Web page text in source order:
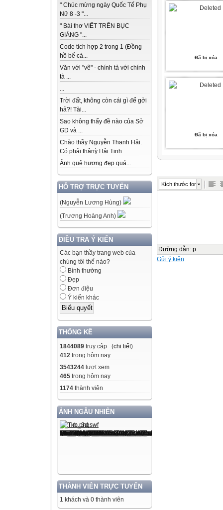
" Chúc mừng ngày Quốc Tế Phụ
Nữ 8 -3 "...
" Bài thơ VIẾT TRÊN BỤC
GIẢNG "...
Code tích hợp 2 trong 1 (Đồng
hồ bể cá...
Văn với "vẽ" - chính tả với chính
tà ...
...
Trời đất, không còn cái gì để gởi
hả?! Tài...
Sao không thấy đề nào của Sở
GD và ...
Chào thầy Nguyễn Thanh Hải.
Có phải thânỳ Hải Tịnh...
Ảnh quê hương đẹp quá...
HỖ TRỢ TRỰC TUYẾN
(Nguyễn Lương Hùng)
(Trương Hoàng Anh)
ĐIỀU TRA Ý KIẾN
Các bạn thầy trang web của
chúng tôi thế nào?
Bình thường
Đẹp
Đơn điệu
Ý kiến khác
THỐNG KÊ
1844089 truy cập (chi tiết)
412 trong hôm nay
3543244 lượt xem
465 trong hôm nay
1174 thành viên
ẢNH NGẪU NHIÊN
THÀNH VIÊN TRỰC TUYẾN
1 khách và 0 thành viên
Đã bị xóa
Đã bị xóa
Kích thước font
Đường dẫn: p
Gửi ý kiến